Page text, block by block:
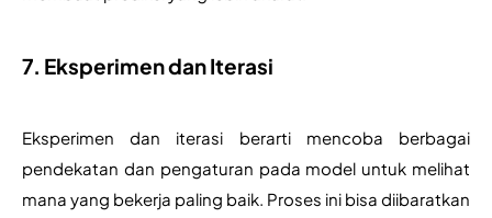
7. Eksperimen dan Iterasi
Eksperimen dan iterasi berarti mencoba berbagai
pendekatan dan pengaturan pada model untuk melihat
mana yang bekerja paling baik. Proses ini bisa diibaratkan